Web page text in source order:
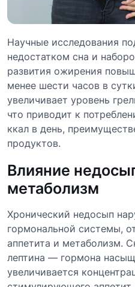
Научные исследования
недостатком сна и
развития ожирения
менее шести часов в
увеличивает уровень
что приводит к
ккал в день,
продуктов.
Влияние
метаболизм
Хронический недосып
гормональной системы,
аппетита и метаболизм.
лептина — гормона
увеличивается